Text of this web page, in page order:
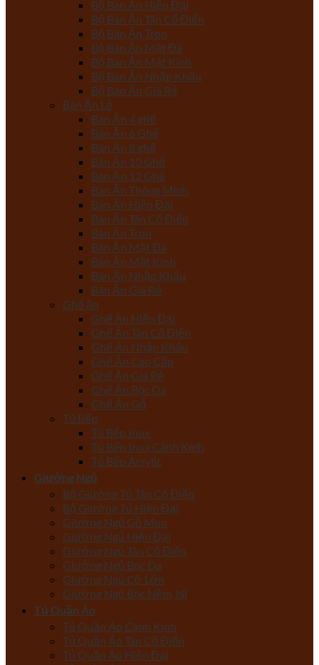
Bộ Bàn Ăn Hiện Đại
Bộ Bàn Ăn Tân Cổ Điển
Bộ Bàn Ăn Tròn
Bộ Bàn Ăn Mặt Đá
Bộ Bàn Ăn Mặt Kính
Bộ Bàn Ăn Nhập Khẩu
Bộ Bàn Ăn Giá Rẻ
Bàn Ăn Lẻ
Bàn Ăn 4 ghế
Bàn Ăn 6 Ghế
Bàn Ăn 8 ghế
Bàn Ăn 10 Ghế
Bàn Ăn 12 Ghế
Bàn Ăn Thông Minh
Bàn Ăn Hiện Đại
Bàn Ăn Tân Cổ Điển
Bàn Ăn Tròn
Bàn Ăn Mặt Đá
Bàn Ăn Mặt Kính
Bàn Ăn Nhập Khẩu
Bàn Ăn Giá Rẻ
Ghế ăn
Ghế Ăn Hiện Đại
Ghế Ăn Tân Cổ Điển
Ghế Ăn Nhập Khẩu
Ghế Ăn Cao Cấp
Ghế Ăn Giá Rẻ
Ghế Ăn Bọc Da
Ghế Ăn Gỗ
Tủ Bếp
Tủ Bếp Inox
Tủ Bếp Inox Cánh Kính
Tủ Bếp Acrylic
Giường Ngủ
Bộ Giường Tủ Tân Cổ Điển
Bộ Giường Tủ Hiện Đại
Giường Ngủ Gỗ Mun
Giường Ngủ Hiện Đại
Giường Ngủ Tân Cổ Điển
Giường Ngủ Bọc Da
Giường Ngủ Cỡ Lớn
Giường Ngủ Bọc Nệm, Nỉ
Tủ Quần Áo
Tủ Quần Áo Cánh Kính
Tủ Quần Áo Tân Cổ Điển
Tủ Quần Áo Hiện Đại